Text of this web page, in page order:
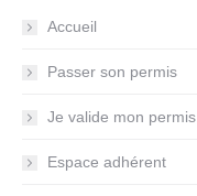
Accueil
Passer son permis
Je valide mon permis
Espace adhérent